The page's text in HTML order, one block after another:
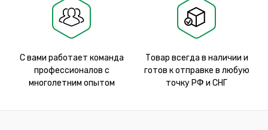
С вами работает команда
профессионалов с
многолетним опытом
Товар всегда в наличии и
готов к отправке в любую
точку РФ и СНГ